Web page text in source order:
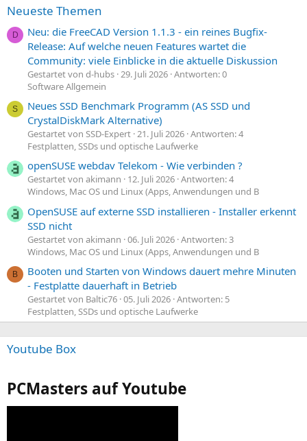
Neueste Themen
D
Neu: die FreeCAD Version 1.1.3 - ein reines Bugfix-
Release: Auf welche neuen Features wartet die
Community: viele Einblicke in die aktuelle Diskussion
Gestartet von d-hubs 29. Juli 2026 Antworten: 0
Software Allgemein
S
Neues SSD Benchmark Programm (AS SSD und
CrystalDiskMark Alternative)
Gestartet von SSD-Expert 21. Juli 2026 Antworten: 4
Festplatten, SSDs und optische Laufwerke
openSUSE webdav Telekom - Wie verbinden ?
Gestartet von akimann 12. Juli 2026 Antworten: 4
Windows, Mac OS und Linux (Apps, Anwendungen und B
OpenSUSE auf externe SSD installieren - Installer erkennt
SSD nicht
Gestartet von akimann 06. Juli 2026 Antworten: 3
Windows, Mac OS und Linux (Apps, Anwendungen und B
B
Booten und Starten von Windows dauert mehre Minuten
- Festplatte dauerhaft in Betrieb
Gestartet von Baltic76 05. Juli 2026 Antworten: 5
Festplatten, SSDs und optische Laufwerke
Youtube Box
PCMasters auf Youtube